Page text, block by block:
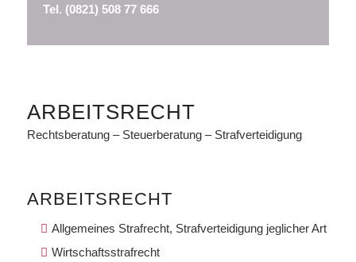
Tel. (0821) 508 77 666
ARBEITSRECHT
Rechtsberatung – Steuerberatung – Strafverteidigung
ARBEITSRECHT
Allgemeines Strafrecht, Strafverteidigung jeglicher Art
Wirtschaftsstrafrecht